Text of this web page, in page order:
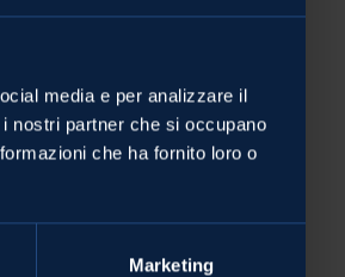
media e per analizzare il
nostri partner che si occupano
che ha fornito loro o
Marketing